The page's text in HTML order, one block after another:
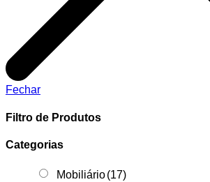
Fechar
Filtro de Produtos
Categorias
Mobiliário(17)